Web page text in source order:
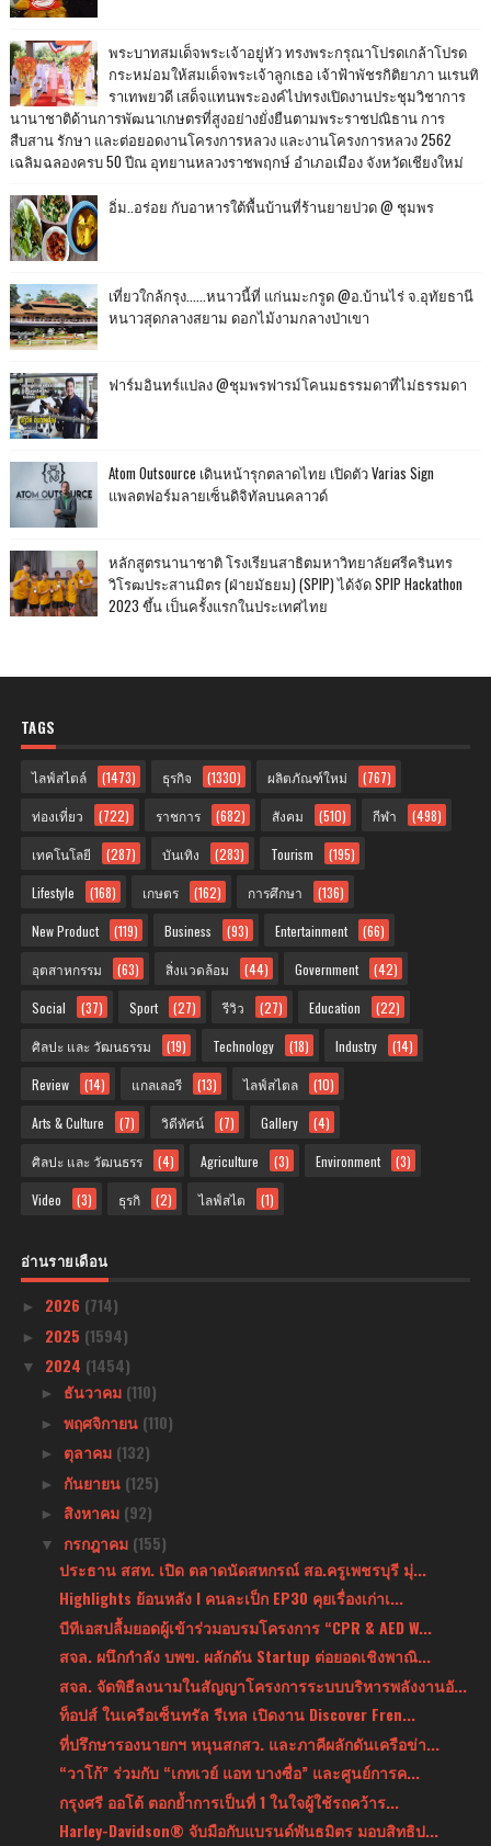
พระบาทสมเด็จพระเจ้าอยู่หัว ทรงพระกรุณาโปรดเกล้าโปรด
กระหม่อมให้สมเด็จพระเจ้าลูกเธอ เจ้าฟ้าพัชรกิติยาภา นเรนทิ
ราเทพยวดี เสด็จแทนพระองค์ไปทรงเปิดงานประชุมวิชาการ
นานาชาติด้านการพัฒนาเกษตรที่สูงอย่างยั่งยืนตามพระราชปณิธาน การ
สืบสาน รักษา และต่อยอดงานโครงการหลวง และงานโครงการหลวง 2562
เฉลิมฉลองครบ 50 ปีณ อุทยานหลวงราชพฤกษ์ อำเภอเมือง จังหวัดเชียงใหม่
อิ่ม..อร่อย กับอาหารใต้พื้นบ้านที่ร้านยายปวด @ ชุมพร
เที่ยวใกล้กรุง......หนาวนี้ที่ แก่นมะกรูด @อ.บ้านไร่ จ.อุทัยธานี
หนาวสุดกลางสยาม ดอกไม้งามกลางป่าเขา
ฟาร์มอินทร์แปลง @ชุมพรฟารม์โคนมธรรมดาที่ไม่ธรรมดา
Atom Outsource เดินหน้ารุกตลาดไทย เปิดตัว Varias Sign
แพลตฟอร์มลายเซ็นดิจิทัลบนคลาวด์
หลักสูตรนานาชาติ โรงเรียนสาธิตมหาวิทยาลัยศรีครินทร
วิโรฒประสานมิตร (ฝ่ายมัธยม) (SPIP) ได้จัด SPIP Hackathon
2023 ขึ้น เป็นครั้งแรกในประเทศไทย
TAGS
ไลฟ์สไตล์ (1473) ธุรกิจ (1330) ผลิตภัณฑ์ใหม่ (767)
ท่องเที่ยว (722) ราชการ (682) สังคม (510) กีฬา (498)
เทคโนโลยี (287) บันเทิง (283) Tourism (195)
Lifestyle (168) เกษตร (162) การศึกษา (136)
New Product (119) Business (93) Entertainment (66)
อุตสาหกรรม (63) สิ่งแวดล้อม (44) Government (42)
Social (37) Sport (27) รีวิว (27) Education (22)
ศิลปะ และ วัฒนธรรม (19) Technology (18) Industry (14)
Review (14) แกลเลอรี (13) ไลฟ์สไตล (10)
Arts & Culture (7) วิดีทัศน์ (7) Gallery (4)
ศิลปะ และ วัฒนธรร (4) Agriculture (3) Environment (3)
Video (3) ธุรกิ (2) ไลฟ์สไต (1)
อ่านรายเดือน
► 2026 (714)
► 2025 (1594)
▼ 2024 (1454)
► ธันวาคม (110)
► พฤศจิกายน (110)
► ตุลาคม (132)
► กันยายน (125)
► สิงหาคม (92)
▼ กรกฎาคม (155)
ประธาน สสท. เปิด ตลาดนัดสหกรณ์ สอ.ครูเพชรบุรี มุ่...
Highlights ย้อนหลัง l คนละเป็ก EP30 คุยเรื่องเก่าเ...
บีทีเอสปลื้มยอดผู้เข้าร่วมอบรมโครงการ “CPR & AED W...
สจล. ผนึกกำลัง บพข. ผลักดัน Startup ต่อยอดเชิงพาณิ...
สจล. จัดพิธีลงนามในสัญญาโครงการระบบบริหารพลังงานอั...
ท็อปส์ ในเครือเซ็นทรัล รีเทล เปิดงาน Discover Fren...
ที่ปรึกษารองนายกฯ หนุนสกสว. และภาคีผลักดันเครือข่า...
“วาโก้” ร่วมกับ “เกทเวย์ แอท บางซื่อ” และศูนย์การค...
กรุงศรี ออโต้ ตอกย้ำการเป็นที่ 1 ในใจผู้ใช้รถคว้าร...
Harley-Davidson® จับมือกับแบรนด์พันธมิตร มอบสิทธิป...